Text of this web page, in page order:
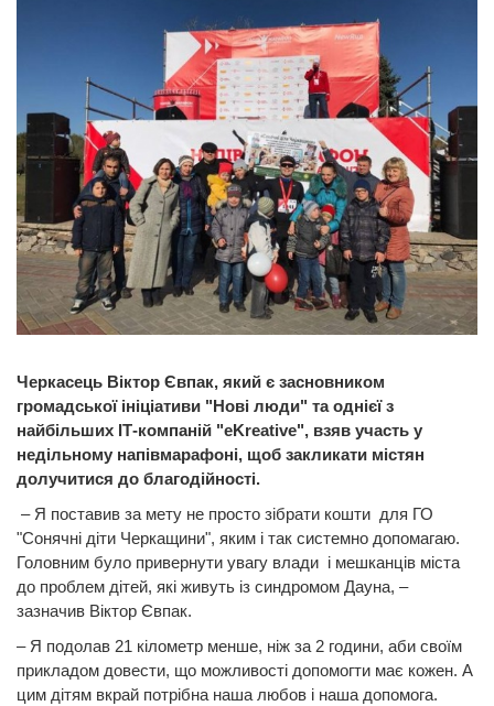
Черкасець Віктор Євпак, який є засновником
громадської ініціативи "Нові люди" та однієї з
найбільших ІТ-компаній "eKreative", взяв участь у
недільному напівмарафоні, щоб закликати містян
долучитися до благодійності.
– Я поставив за мету не просто зібрати кошти для ГО
"Сонячні діти Черкащини", яким і так системно допомагаю.
Головним було привернути увагу влади і мешканців міста
до проблем дітей, які живуть із синдромом Дауна, –
зазначив Віктор Євпак.
– Я подолав 21 кілометр менше, ніж за 2 години, аби своїм
прикладом довести, що можливості допомогти має кожен. А
цим дітям вкрай потрібна наша любов і наша допомога.